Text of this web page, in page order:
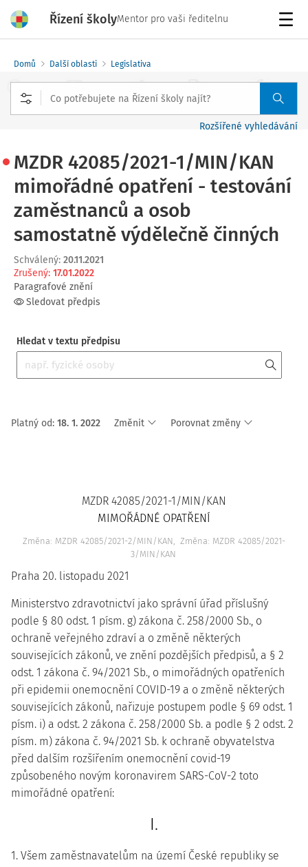
Řízení školyMentor pro vaši ředitelnu
Domů Další oblasti Legislativa
Rozšířené vyhledávání
MZDR 42085/2021-1/MIN/KAN
mimořádné opatření - testování
zaměstnanců a osob
samostatně výdělečně činných
Schválený: 20.11.2021
Zrušený: 17.01.2022
Paragrafové znění
Sledovat předpis
Hledat v textu předpisu
Platný od: 18. 1. 2022 Změnit Porovnat změny
MZDR 42085/2021-1/MIN/KAN
MIMOŘÁDNÉ OPATŘENÍ
Změna: MZDR 42085/2021-2/MIN/KAN
Změna: MZDR 42085/2021-
3/MIN/KAN
Praha 20. listopadu 2021
Ministerstvo zdravotnictví jako správní úřad příslušný
podle § 80 odst. 1 písm. g) zákona č. 258/2000 Sb., o
ochraně veřejného zdraví a o změně některých
souvisejících zákonů, ve znění pozdějších předpisů, a § 2
odst. 1 zákona č. 94/2021 Sb., o mimořádných opatřeních
při epidemii onemocnění COVID-19 a o změně některých
souvisejících zákonů, nařizuje postupem podle § 69 odst. 1
písm. i) a odst. 2 zákona č. 258/2000 Sb. a podle § 2 odst. 2
písm. m) zákona č. 94/2021 Sb. k ochraně obyvatelstva
před dalším rozšířením onemocnění covid-19
způsobeného novým koronavirem SARS-CoV-2 toto
mimořádné opatření:
I.
1. Všem zaměstnavatelům na území České republiky se